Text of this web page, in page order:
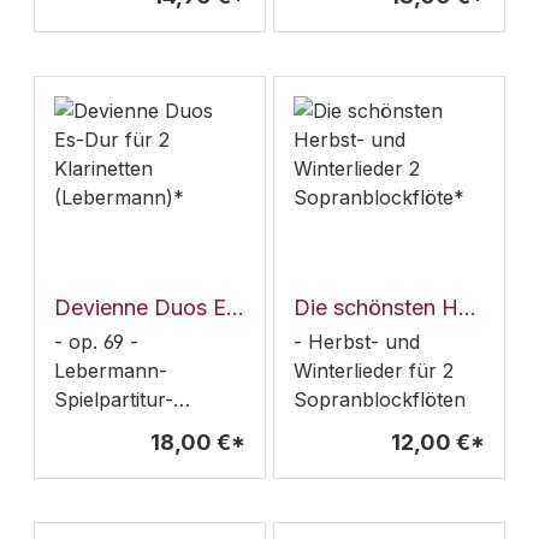
SongSleigh Ride
sehr leichte
Gitarrenduos und -
geeignet für das
erste gemeinsame
Musizieren.- Los
geht's- Der breite
Fluss- Alte Weise-
ich- Eins zwei drei im
Halbtonschritt- Gut
gelaunt- Komm mit
mir- Tanz auf der
Tenne (Old
MacDonald had a
Farm)- Hin und her-
Bienentango (Summ
Devienne Duos Es-Dur für 2 Klarinetten (Lebermann)*
- op. 69 -
Lebermann-
Spielpartitur-
Klarinetten-Deutt
18,00 €*
Die schönsten Herbst- und Winterlieder 2 Sopranblockflöte*
- Herbst- und
Winterlieder für 2
Sopranblockflöten
12,00 €*